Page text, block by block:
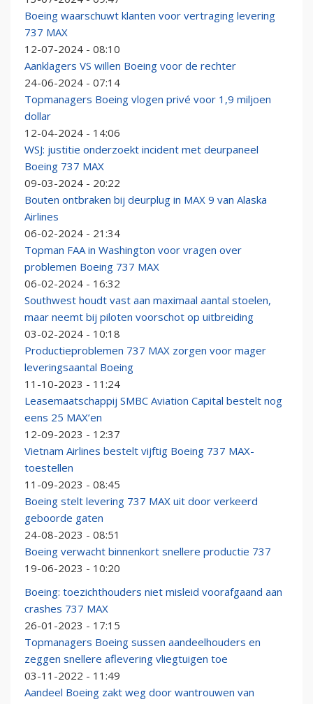
Boeing waarschuwt klanten voor vertraging levering
737 MAX
12-07-2024 - 08:10
Aanklagers VS willen Boeing voor de rechter
24-06-2024 - 07:14
Topmanagers Boeing vlogen privé voor 1,9 miljoen
dollar
12-04-2024 - 14:06
WSJ: justitie onderzoekt incident met deurpaneel
Boeing 737 MAX
09-03-2024 - 20:22
Bouten ontbraken bij deurplug in MAX 9 van Alaska
Airlines
06-02-2024 - 21:34
Topman FAA in Washington voor vragen over
problemen Boeing 737 MAX
06-02-2024 - 16:32
Southwest houdt vast aan maximaal aantal stoelen,
maar neemt bij piloten voorschot op uitbreiding
03-02-2024 - 10:18
Productieproblemen 737 MAX zorgen voor mager
leveringsaantal Boeing
11-10-2023 - 11:24
Leasemaatschappij SMBC Aviation Capital bestelt nog
eens 25 MAX’en
12-09-2023 - 12:37
Vietnam Airlines bestelt vijftig Boeing 737 MAX-
toestellen
11-09-2023 - 08:45
Boeing stelt levering 737 MAX uit door verkeerd
geboorde gaten
24-08-2023 - 08:51
Boeing verwacht binnenkort snellere productie 737
19-06-2023 - 10:20
Boeing: toezichthouders niet misleid voorafgaand aan
crashes 737 MAX
26-01-2023 - 17:15
Topmanagers Boeing sussen aandeelhouders en
zeggen snellere aflevering vliegtuigen toe
03-11-2022 - 11:49
Aandeel Boeing zakt weg door wantrouwen van